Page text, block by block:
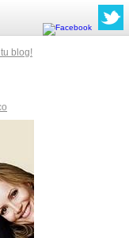
blog!